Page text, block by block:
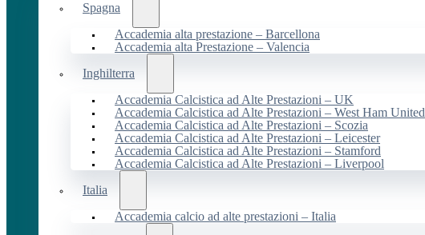
Spagna
Accademia alta prestazione – Barcellona
Accademia alta Prestazione – Valencia
Inghilterra
Accademia Calcistica ad Alte Prestazioni – UK
Accademia Calcistica ad Alte Prestazioni – West Ham United
Accademia Calcistica ad Alte Prestazioni – Scozia
Accademia Calcistica ad Alte Prestazioni – Leicester
Accademia Calcistica ad Alte Prestazioni – Stamford
Accademia Calcistica ad Alte Prestazioni – Liverpool
Italia
Accademia calcio ad alte prestazioni – Italia